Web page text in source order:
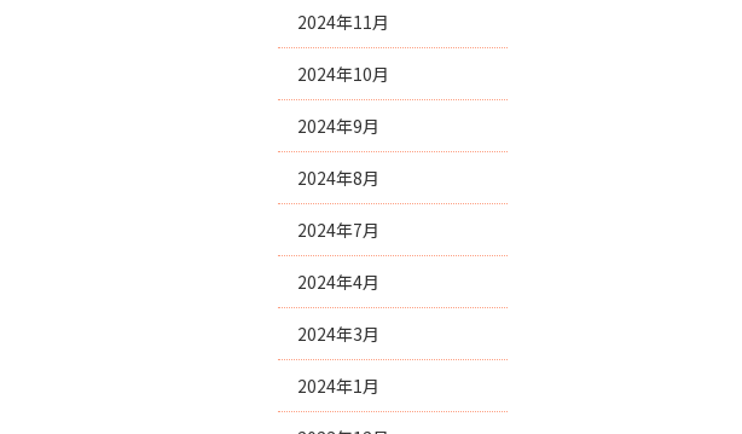
2024年11月
2024年10月
2024年9月
2024年8月
2024年7月
2024年4月
2024年3月
2024年1月